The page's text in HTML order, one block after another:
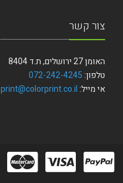
צור קשר
האומן 27 ירושלים, ת.ד 8404
טלפון:072-242-4245
אי מייל:print@colorprint.co.il